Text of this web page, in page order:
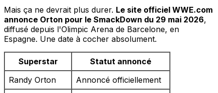
Mais ça ne devrait plus durer. Le site officiel WWE.com
annonce Orton pour le SmackDown du 29 mai 2026,
diffusé depuis l'Olimpic Arena de Barcelone, en
Espagne. Une date à cocher absolument.
Superstar
Statut annoncé
Randy Orton
Annoncé officiellement